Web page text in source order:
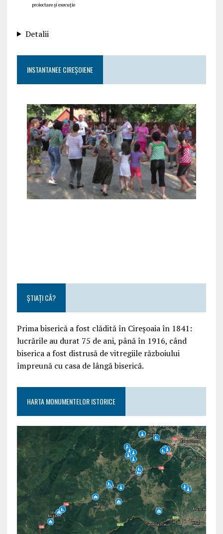
proiectare și execuție
Detalii
INSTANTANEE CIREȘOIENE
ȘTIAȚI CĂ?
Prima biserică a fost clădită în Cireșoaia în 1841:
lucrările au durat 75 de ani, până în 1916, când
biserica a fost distrusă de vitregiile războiului
împreună cu casa de lângă biserică.
HARTA MONUMENTELOR ISTORICE